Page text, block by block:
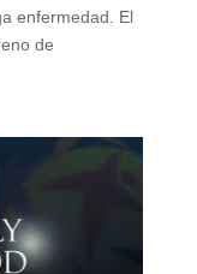
enfermedad. El
de